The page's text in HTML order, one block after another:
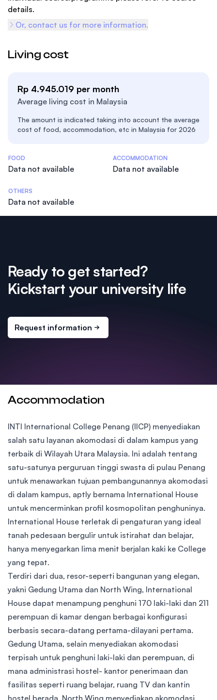
details.
Or, contact us for more information.
Living cost
Rp 4.945.019 per month
Average living cost in Malaysia
The amount is indicated taking into account the average
cost of food, accommodation, etc in Malaysia for 2026
Costs Statistics
FOOD
Data not available
ACCOMMODATION
Data not available
OTHERS
Data not available
Ready to get started?
Kickstart your university life
Request information
Accommodation
INTI International College Penang (IICP) menyediakan
salah satu layanan akomodasi di dalam kampus yang
terbaik di Wilayah Utara Malaysia. Ini adalah tentang
satu-satunya perguruan tinggi swasta di pulau Penang
untuk menawarkan tujuan pembangunannya akomodasi
di dalam kampus, aptly bernama International House
untuk mencerminkan profil kosmopolitan penghuninya.
International House terletak di pengaturan yang ideal
tanah pedesaan bergulir untuk istirahat dan belajar,
hanya menyegarkan lima menit berjalan kaki ke College
yang tepat.
Terdiri dari dua, resor-seperti bangunan yang elegan,
yakni Gedung Utama dan North Wing, International
House dapat menampung penghuni 170 laki-laki dan 211
perempuan di kamar dengan berbagai konfigurasi
berbasis secara-datang pertama-dilayani pertama.
Gedung Utama, selain menyediakan akomodasi
terpisah untuk penghuni laki-laki dan perempuan, di
mana administrasi hostel- kantor penerimaan dan
fasilitas seperti ruang belajar, ruang TV dan kantin
hostel berada. North Wing menyediakan akomodasi